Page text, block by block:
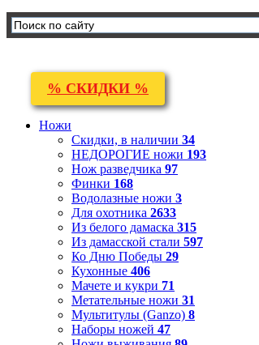
% СКИДКИ %
Ножи
Скидки, в наличии 34
НЕДОРОГИЕ ножи 193
Нож разведчика 97
Финки 168
Водолазные ножи 3
Для охотника 2633
Из белого дамаска 315
Из дамасской стали 597
Ко Дню Победы 29
Кухонные 406
Мачете и кукри 71
Метательные ножи 31
Мультитулы (Ganzo) 8
Наборы ножей 47